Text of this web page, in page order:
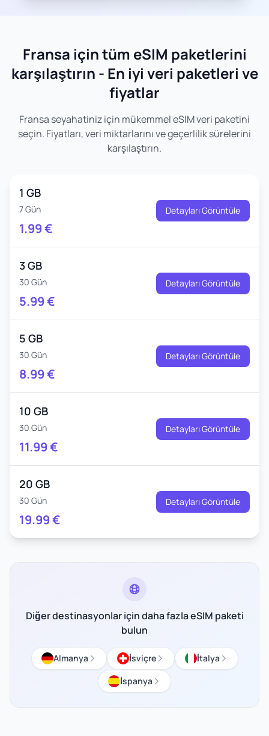
Fransa için tüm eSIM paketlerini
karşılaştırın - En iyi veri paketleri ve
fiyatlar
Fransa seyahatiniz için mükemmel eSIM veri paketini
seçin. Fiyatları, veri miktarlarını ve geçerlilik sürelerini
karşılaştırın.
1 GB
7 Gün
1.99€
Detayları Görüntüle
3 GB
30 Gün
5.99€
Detayları Görüntüle
5 GB
30 Gün
8.99€
Detayları Görüntüle
10 GB
30 Gün
11.99€
Detayları Görüntüle
20 GB
30 Gün
19.99€
Detayları Görüntüle
Diğer destinasyonlar için daha fazla eSIM paketi
bulun
Almanya İsviçre
İtalya
İspanya